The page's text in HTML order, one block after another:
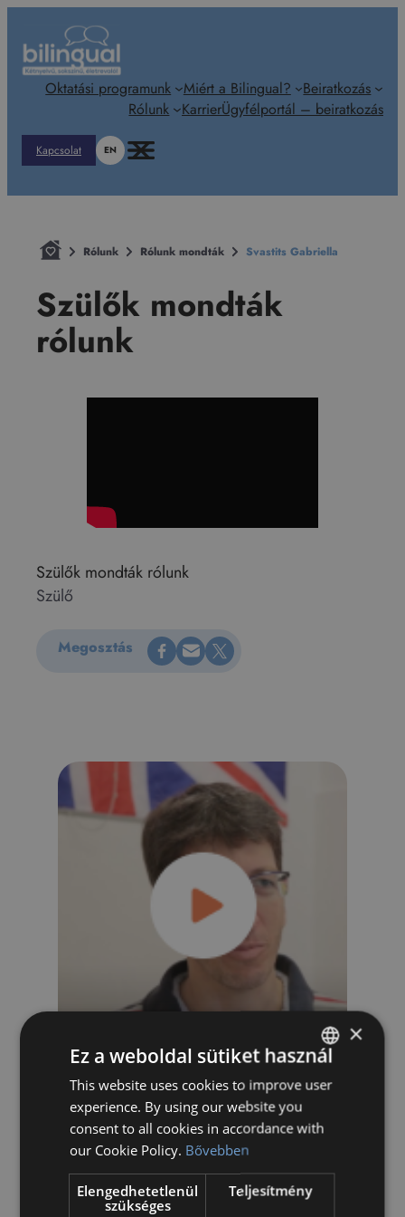
tartalomhoz
Oktatási programunk Miért a Bilingual?
Beiratkozás
Rólunk
KarrierÜgyfélportál – beiratkozás
Kapcsolat EN
Rólunk Rólunk mondták Svastits Gabriella
Szülők mondták
rólunk
Szülők mondták rólunk
Szülő
Megosztás Megosztás Facebookon Küldés e-mailen Megosztás X-en
Szülők mondták rólunk
Megnézem:
B
r
a
HUNGARIAN
ENGLISH
×
Ez a weboldal sütiket használ
This website uses cookies to improve user
experience. By using our website you
consent to all cookies in accordance with
our Cookie Policy. Bővebben
Elengedhetetlenül
szükséges
Teljesítmény